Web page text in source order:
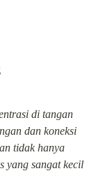
di tangan
dan koneksi
tidak hanya
yang sangat kecil